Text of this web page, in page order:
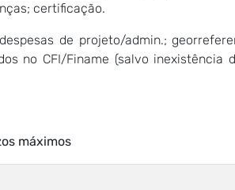
certificação.
de projeto/admin.;
no CFI/Finame (salvo
máximos